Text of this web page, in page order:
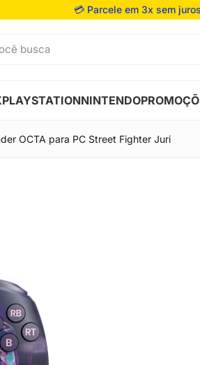
💳 Parcele em 3x sem
busca
PLAYSTATIONNINTENDO
OCTA para PC Street Fighter Juri